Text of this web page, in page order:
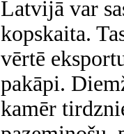
Latvijā var
kopskaita.
vērtē
pakāpi.
kamēr